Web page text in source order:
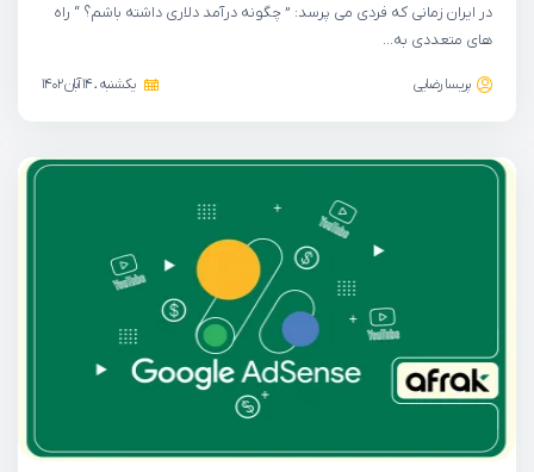
در ایران زمانی که فردی می پرسد: ” چگونه درآمد دلاری داشته باشم؟ “ راه
های متعددی به…
پریسا رضایی یکشنبه ، 14 آبان 1402